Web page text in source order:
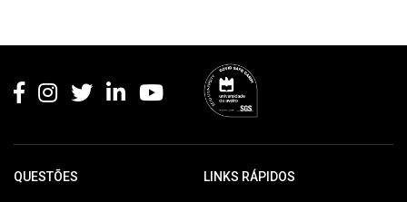
QUESTÕES LINKS RÁPIDOS